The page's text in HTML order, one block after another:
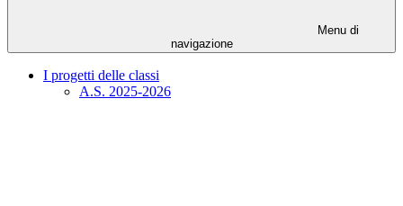
Menu di
navigazione
I progetti delle classi
A.S. 2025-2026